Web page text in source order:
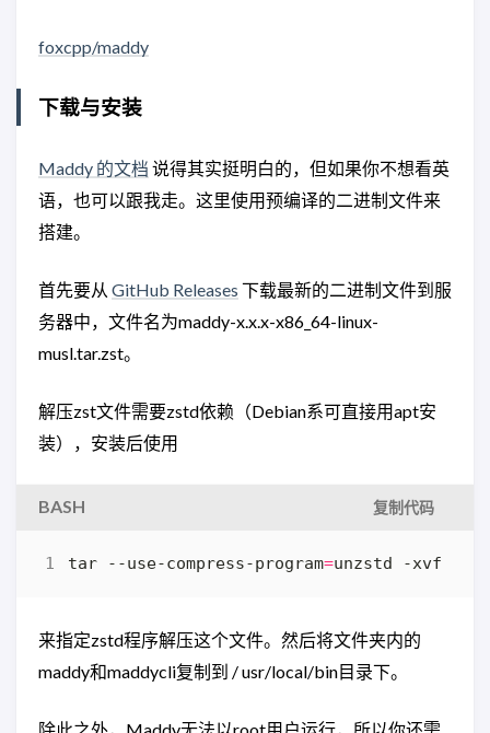
foxcpp/maddy
下载与安装
Maddy 的文档 说得其实挺明白的，但如果你不想看英
语，也可以跟我走。这里使用预编译的二进制文件来
搭建。
首先要从 GitHub Releases 下载最新的二进制文件到服
务器中，文件名为maddy-x.x.x-x86_64-linux-
musl.tar.zst。
解压zst文件需要zstd依赖（Debian系可直接用apt安
装），安装后使用
BASH 复制代码
tar --use-compress-program=unzstd -xvf
来指定zstd程序解压这个文件。然后将文件夹内的
maddy和maddycli复制到 / usr/local/bin目录下。